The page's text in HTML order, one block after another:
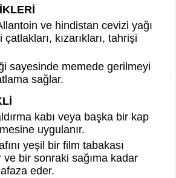
ve hindistan cevizi yağı
kızarıkları, tahrişi
sayesinde memede gerilmeyi
sağlar.
kabı veya başka bir kap
uygulanır.
yeşil bir film tabakası
ve bir sonraki sağıma kadar
eder.